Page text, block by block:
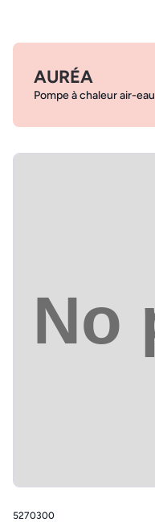
AURÉA
Pompe à chaleur air-eau
5270300